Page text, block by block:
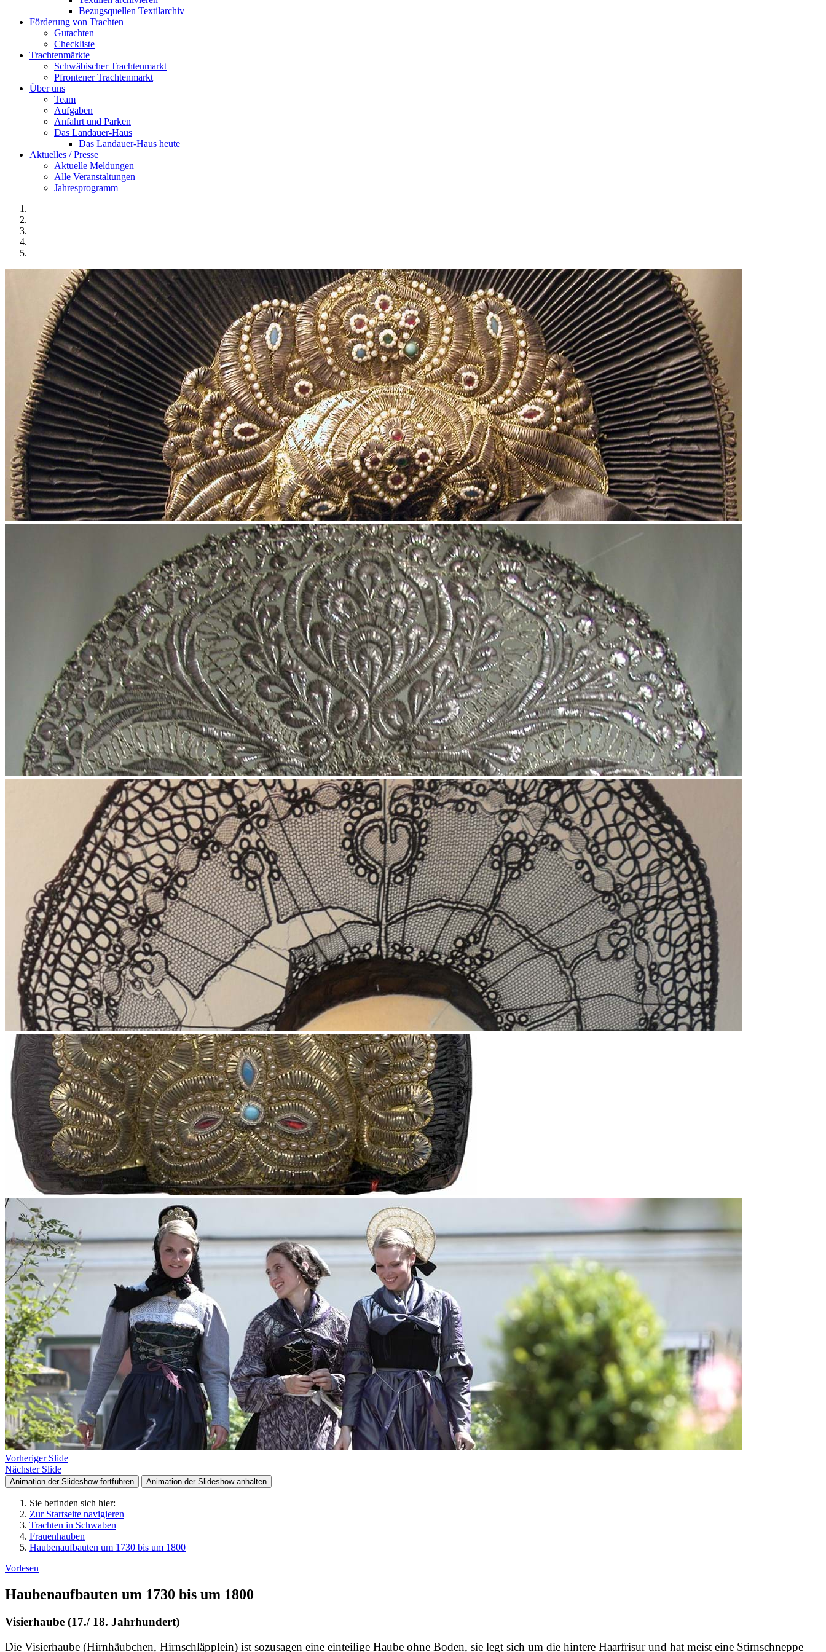
Bezugsquellen Textilarchiv
Förderung von Trachten
Gutachten
Checkliste
Trachtenmärkte
Schwäbischer Trachtenmarkt
Pfrontener Trachtenmarkt
Über uns
Team
Aufgaben
Anfahrt und Parken
Das Landauer-Haus
Das Landauer-Haus heute
Aktuelles / Presse
Aktuelle Meldungen
Alle Veranstaltungen
Jahresprogramm
Vorheriger Slide
Nächster Slide
Animation der Slideshow fortführen Animation der Slideshow anhalten
Sie befinden sich hier:
Zur Startseite navigieren
Trachten in Schwaben
Frauenhauben
Haubenaufbauten um 1730 bis um 1800
Vorlesen
Haubenaufbauten um 1730 bis um 1800
Visierhaube (17./ 18. Jahrhundert)
Die Visierhaube (Hirnhäubchen, Hirnschläpplein) ist sozusagen eine einteilige Haube ohne Boden, sie legt sich um die hintere Haarfrisur und hat meist eine Stirnschneppe